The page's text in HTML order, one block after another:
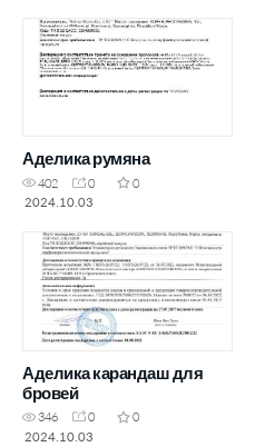
Аделика румяна
402 0
0
2024.10.03
Аделика карандаш для
бровей
346 0
0
2024.10.03